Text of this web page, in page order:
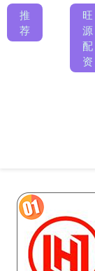
推
荐
旺
源
配
资